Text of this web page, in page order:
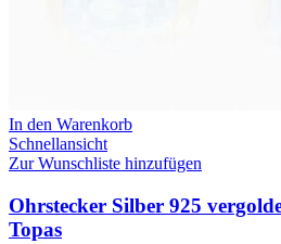
In den Warenkorb
Schnellansicht
Zur Wunschliste hinzufügen
Ohrstecker Silber 925
Topas